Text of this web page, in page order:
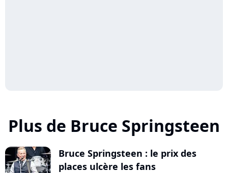
Plus de Bruce Springsteen
Bruce Springsteen : le prix des
places ulcère les fans